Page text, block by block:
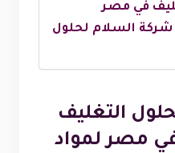
في مصر
شركة السلام لحلول
التغليف
رقم#1 في مصر لمواد